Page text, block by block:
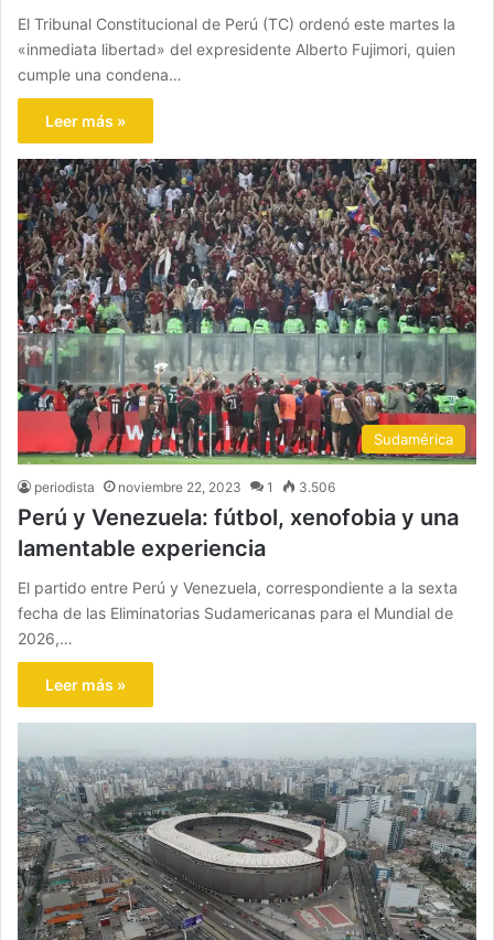
El Tribunal Constitucional de Perú (TC) ordenó este martes la
«inmediata libertad» del expresidente Alberto Fujimori, quien
cumple una condena…
Leer más »
Sudamérica
periodista noviembre 22, 2023 1 3.506
Perú y Venezuela: fútbol, xenofobia y una
lamentable experiencia
El partido entre Perú y Venezuela, correspondiente a la sexta
fecha de las Eliminatorias Sudamericanas para el Mundial de
2026,…
Leer más »